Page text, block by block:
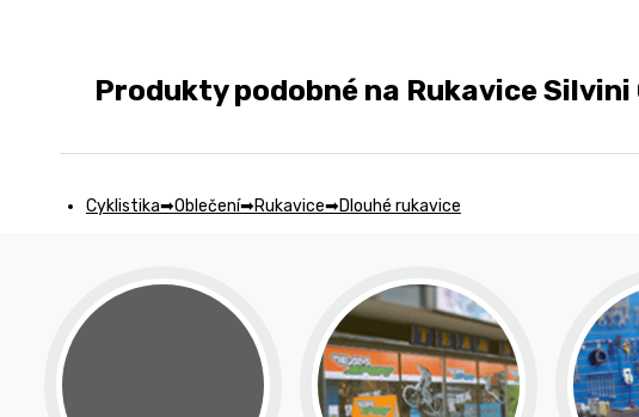
Produkty podobné na Rukavice Silvini
Cyklistika Oblečení Rukavice Dlouhé rukavice